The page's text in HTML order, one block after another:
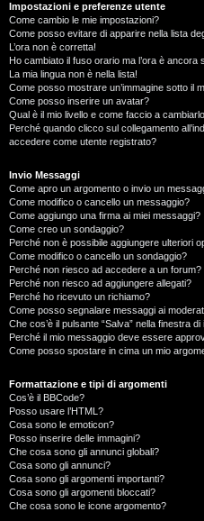
Impostazioni e preferenze utente
Come cambio le mie impostazioni?
Come posso evitare di apparire nella lista
L’ora non è corretta!
Ho cambiato il fuso orario ma l’ora è ancora
La mia lingua non è nella lista!
Come posso mostrare un’immagine sotto il
Come posso inserire un avatar?
Qual è il mio livello e come faccio a
Perché quando clicco sul collegamento
accedere come utente registrato?
Invio Messaggi
Come apro un argomento o invio un
Come modifico o cancello un messaggio?
Come aggiungo una firma ai miei messaggi?
Come creo un sondaggio?
Perché non è possibile aggiungere ulteriori
Come modifico o cancello un sondaggio?
Perché non riesco ad accedere a un forum?
Perché non riesco ad aggiungere allegati?
Perché ho ricevuto un richiamo?
Come posso segnalare messaggi ai
Che cos’è il pulsante “Salva” nella finestra
Perché il mio messaggio deve essere
Come posso spostare in cima un mio
Formattazione e tipi di argomenti
Cos’è il BBCode?
Posso usare l’HTML?
Cosa sono le emoticon?
Posso inserire delle immagini?
Che cosa sono gli annunci globali?
Cosa sono gli annunci?
Cosa sono gli argomenti importanti?
Cosa sono gli argomenti bloccati?
Che cosa sono le icone argomento?